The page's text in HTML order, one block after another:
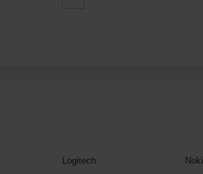
Logitech